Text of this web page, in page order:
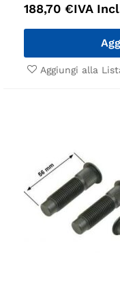
188,70 €IVA
Aggiungi alla